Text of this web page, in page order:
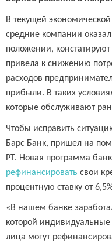
В текущей
средние компании
положении,
привела к снижению
расходов
прибыли. В таких
которые обслуживают
Чтобы исправить
Барс Банк, пришел на
РТ. Новая программа
рефинансировать свои
процентную ставку от
«В нашем банке
которой
лица могут